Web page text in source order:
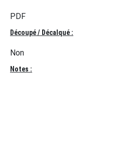
PDF
Découpé / Décalqué :
Non
Notes :